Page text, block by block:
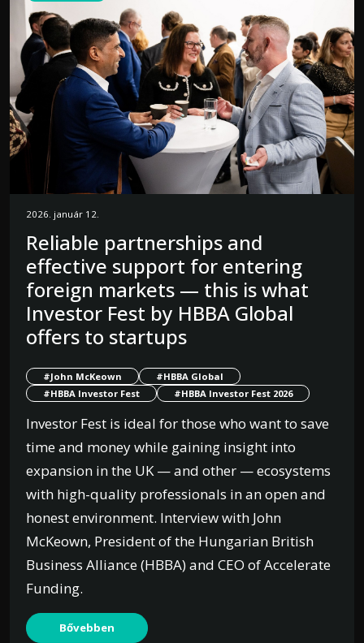
2026. január 12.
Reliable partnerships and
effective support for entering
foreign markets — this is what
Investor Fest by HBBA Global
offers to startups
#John McKeown
#HBBA Global
#HBBA Investor Fest
#HBBA Investor Fest 2026
Investor Fest is ideal for those who want to save
time and money while gaining insight into
expansion in the UK — and other — ecosystems
with high-quality professionals in an open and
honest environment. Interview with John
McKeown, President of the Hungarian British
Business Alliance (HBBA) and CEO of Accelerate
Funding.
Bővebben